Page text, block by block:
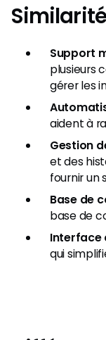
Support
plusieurs
gérer les
aident à
Gestion
et des
fournir un
Base de
base de
Interface
qui